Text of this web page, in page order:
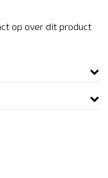
op over dit product